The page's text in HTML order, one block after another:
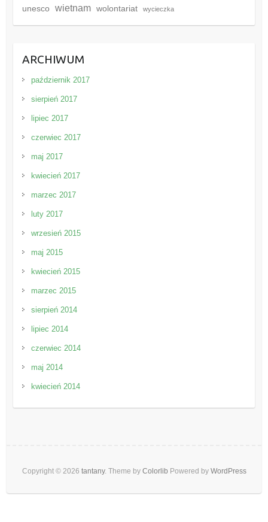
unesco wietnam wolontariat wycieczka
ARCHIWUM
październik 2017
sierpień 2017
lipiec 2017
czerwiec 2017
maj 2017
kwiecień 2017
marzec 2017
luty 2017
wrzesień 2015
maj 2015
kwiecień 2015
marzec 2015
sierpień 2014
lipiec 2014
czerwiec 2014
maj 2014
kwiecień 2014
Copyright © 2026 tantany. Theme by Colorlib Powered by WordPress